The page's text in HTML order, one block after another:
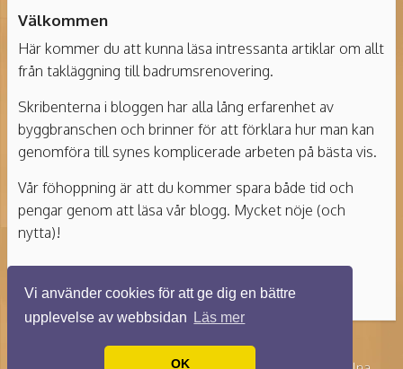
Vi använder cookies för att ge dig en bättre
upplevelse av webbsidan
Läs mer
OK
Välkommen
Här kommer du att kunna läsa intressanta artiklar om allt
från takläggning till badrumsrenovering.
Skribenterna i bloggen har alla lång erfarenhet av
byggbranschen och brinner för att förklara hur man kan
genomföra till synes komplicerade arbeten på bästa vis.
Vår föhoppning är att du kommer spara både tid och
pengar genom att läsa vår blogg. Mycket nöje (och
nytta)!